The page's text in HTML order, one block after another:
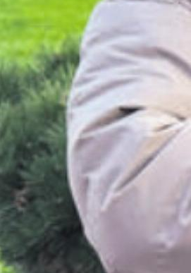
Der TV
zu Gast.
Ja.